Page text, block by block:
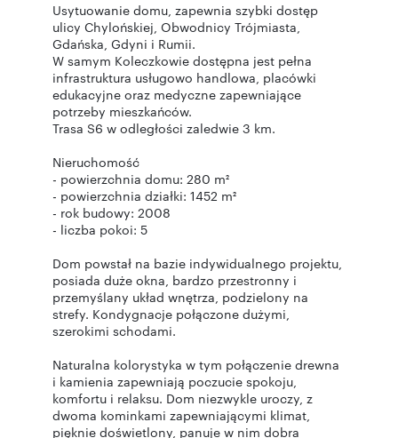
Usytuowanie domu, zapewnia szybki dostęp
ulicy Chylońskiej, Obwodnicy Trójmiasta,
Gdańska, Gdyni i Rumii.
W samym Koleczkowie dostępna jest pełna
infrastruktura usługowo handlowa, placówki
edukacyjne oraz medyczne zapewniające
potrzeby mieszkańców.
Trasa S6 w odległości zaledwie 3 km.
Nieruchomość
- powierzchnia domu: 280 m²
- powierzchnia działki: 1452 m²
- rok budowy: 2008
- liczba pokoi: 5
Dom powstał na bazie indywidualnego projektu,
posiada duże okna, bardzo przestronny i
przemyślany układ wnętrza, podzielony na
strefy. Kondygnacje połączone dużymi,
szerokimi schodami.
Naturalna kolorystyka w tym połączenie drewna
i kamienia zapewniają poczucie spokoju,
komfortu i relaksu. Dom niezwykle uroczy, z
dwoma kominkami zapewniającymi klimat,
pięknie doświetlony, panuje w nim dobra